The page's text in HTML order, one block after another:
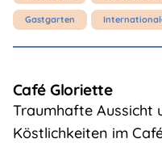
Gastgarten
Café Gloriette
Traumhafte Aussicht
Köstlichkeiten im